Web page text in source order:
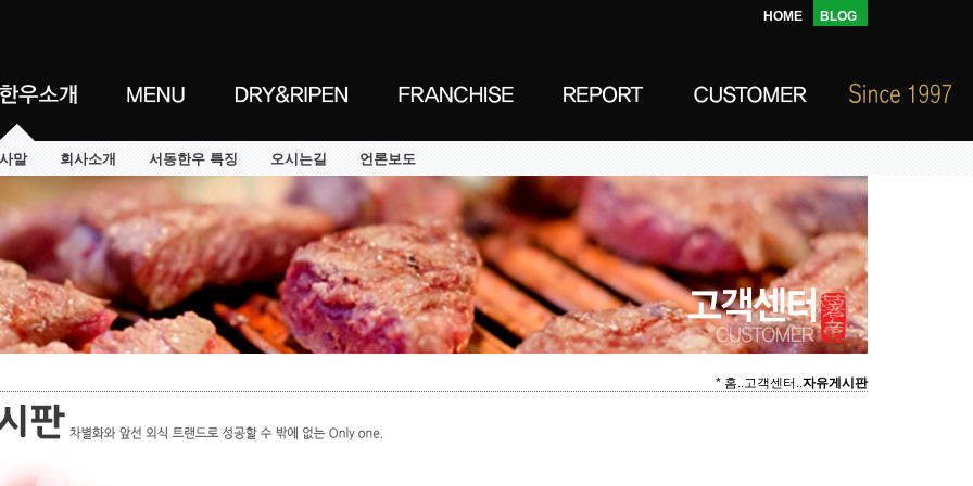
HOME BLOG
말 회사소개 서동한우 특징 오시는길 언론보도
* 홈..고객센터..자유게시판